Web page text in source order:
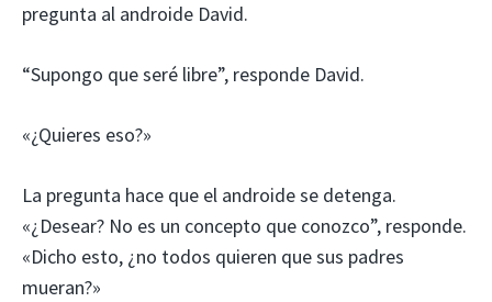
pregunta al androide David.
“Supongo que seré libre”, responde David.
«¿Quieres eso?»
La pregunta hace que el androide se detenga.
«¿Desear? No es un concepto que conozco”, responde.
«Dicho esto, ¿no todos quieren que sus padres
mueran?»